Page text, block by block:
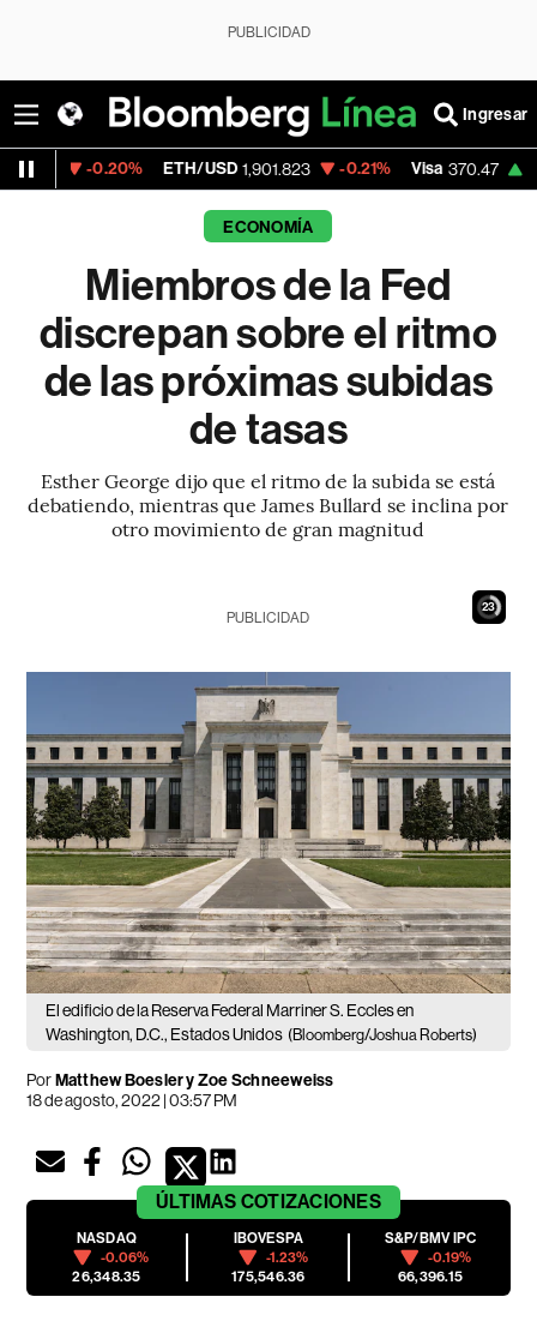
PUBLICIDAD
Ingresar
ETH/USD 1,901.823 -0.21% Visa 370.47 +0.52%
ECONOMÍA
Miembros de la Fed
discrepan sobre el ritmo
de las próximas subidas
de tasas
Esther George dijo que el ritmo de la subida se está
debatiendo, mientras que James Bullard se inclina por
otro movimiento de gran magnitud
21
PUBLICIDAD
El edificio de la Reserva Federal Marriner S. Eccles en
Washington, D.C., Estados Unidos (Bloomberg/Joshua Roberts)
PorMatthew Boesler y Zoe Schneeweiss
18 de agosto, 2022 | 03:57 PM
ÚLTIMAS COTIZACIONES
NASDAQ
-0.06%
26,348.35
IBOVESPA
-1.23%
175,546.36
S&P/BMV IPC
-0.19%
66,396.15